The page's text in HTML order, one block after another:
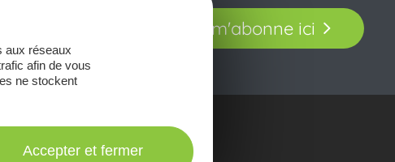
et laissez-vous
Je m'abonne ici
Consulter les
Brochures
aux réseaux
afin de vous
ne stockent
Accepter et fermer